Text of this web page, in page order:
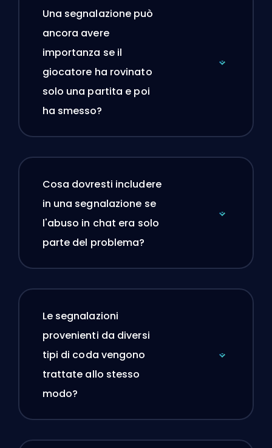
Una segnalazione può
ancora avere
importanza se il
giocatore ha rovinato
solo una partita e poi
ha smesso?
Cosa dovresti includere
in una segnalazione se
l'abuso in chat era solo
parte del problema?
Le segnalazioni
provenienti da diversi
tipi di coda vengono
trattate allo stesso
modo?